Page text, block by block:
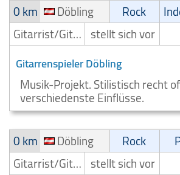
0 km
Döbling Rock
Gitarrist/Gitarrenspieler stellt sich vor
Gitarrenspieler Döbling
Musik-Projekt. Stilistisch recht
verschiedenste Einflüsse.
0 km
Döbling Rock
Gitarrist/Gitarrenspieler stellt sich vor